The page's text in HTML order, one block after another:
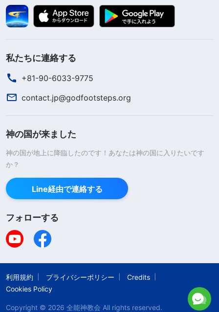
仕事をし、真理の現実を持っていると思っていまし
た。こんなに自分に問題があるとは思いませんでし
た。私は真理を受け入れない傲慢な人と思われてい
ます。神様、どうして自分がこうなったのかわかり
ません。私が自分を知り、あなたの心意を理解でき
さらなる努力を捧げるのが最善であろう。なぜあな
たがたは神に気に入られていないのか。なぜあなた
話す言葉は神にとっていまわしいのか。少々の忠実
ずかな犠牲に対する褒美を要求する。ほんの少しの
従順を示しただけで、他者を見下し、ささいな業を
達成しただけで、神を軽蔑する。……本分を尽くす
人と尽くさない人、指導者と追随者、神を迎えもて
なす人としない人、寄付する人としない人、言葉を
説く人と受ける人など、このような人々は皆、自分
私たちに連絡する
+81-90-6033-9775
contact.jp@godfootsteps.org
神の国が来ました
神の国が地上に降臨したのです！あなたは神の国に入りたいです
か？
Line経由で連絡する
フォローする
利用規約 プライバシーポリシー
Credits
Cookies Policy
Copyright © 2026 全能神教会 All rights reserved.